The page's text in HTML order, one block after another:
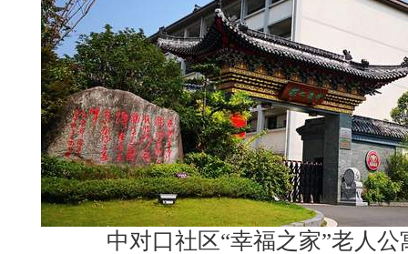
中对口社区“幸福之家”老人